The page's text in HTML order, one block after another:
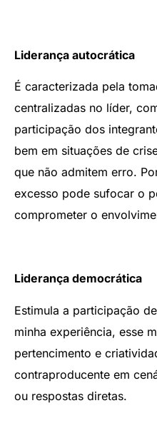
Liderança autocrática
É caracterizada pela
centralizadas no líder,
participação dos
bem em situações de
que não admitem erro.
excesso pode sufocar o
comprometer o
Liderança democrática
Estimula a participação
minha experiência, esse
pertencimento e
contraproducente em
ou respostas diretas.